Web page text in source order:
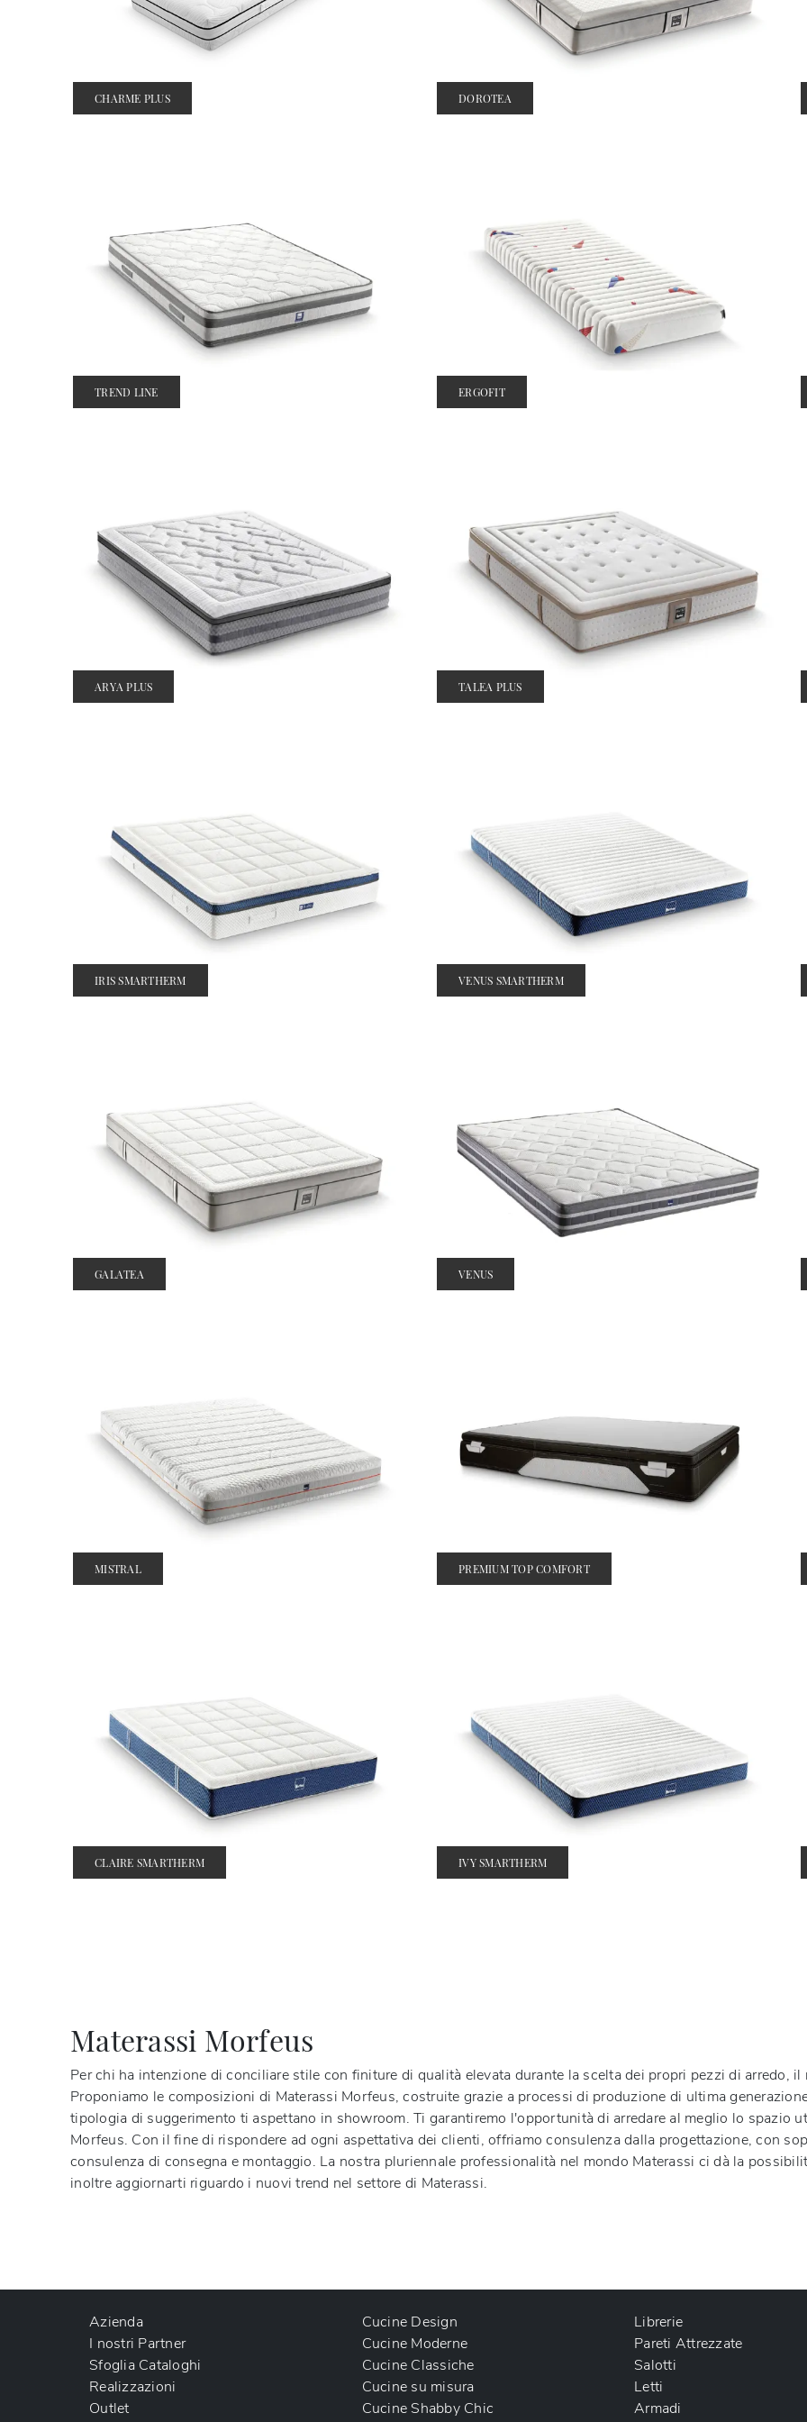
CHARME PLUS DOROTEA
TREND LINE ERGOFIT
ARYA PLUS TALEA PLUS
IRIS SMARTHERM VENUS SMARTHERM
GALATEA VENUS
MISTRAL PREMIUM TOP COMFORT
CLAIRE SMARTHERM IVY SMARTHERM
Materassi Morfeus
Per chi ha intenzione di conciliare stile con finiture di qualità elevata durante la scelta dei propri pezzi di arredo,
Proponiamo le composizioni di Materassi Morfeus, costruite grazie a processi di produzione di ultima
tipologia di suggerimento ti aspettano in showroom. Ti garantiremo l'opportunità di arredare al meglio lo spazio
Morfeus. Con il fine di rispondere ad ogni aspettativa dei clienti, offriamo consulenza dalla progettazione, con
consulenza di consegna e montaggio. La nostra pluriennale professionalità nel mondo Materassi ci dà la
inoltre aggiornarti riguardo i nuovi trend nel settore di Materassi.
Azienda
I nostri Partner
Sfoglia Cataloghi
Realizzazioni
Outlet
Cucine Design
Cucine Moderne
Cucine Classiche
Cucine su misura
Cucine Shabby Chic
Librerie
Pareti Attrezzate
Salotti
Letti
Armadi